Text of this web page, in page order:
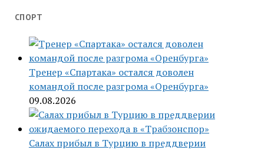
СПОРТ
Тренер «Спартака» остался доволен
командой после разгрома «Оренбурга»
09.08.2026
Салах прибыл в Турцию в преддверии